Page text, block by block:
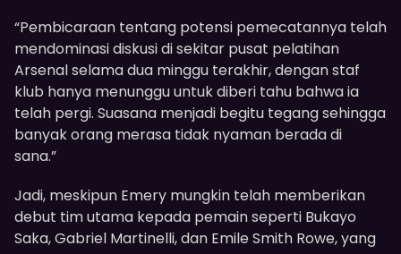
“Pembicaraan tentang potensi pemecatannya telah
mendominasi diskusi di sekitar pusat pelatihan
Arsenal selama dua minggu terakhir, dengan staf
klub hanya menunggu untuk diberi tahu bahwa ia
telah pergi. Suasana menjadi begitu tegang sehingga
banyak orang merasa tidak nyaman berada di
sana.”
Jadi, meskipun Emery mungkin telah memberikan
debut tim utama kepada pemain seperti Bukayo
Saka, Gabriel Martinelli, dan Emile Smith Rowe, yang